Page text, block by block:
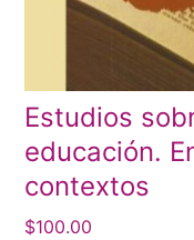
Estudios
educación.
contextos
$100.00